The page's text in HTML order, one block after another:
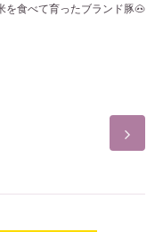
を食べて育ったブランド豚🐽